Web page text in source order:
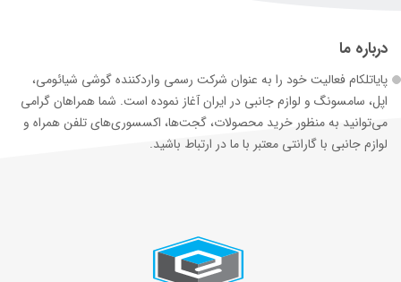
درباره ما
پایاتلکام فعالیت خود را به عنوان شرکت رسمی وارد‌کننده گوشی شیائومی،
اپل، سامسونگ و لوازم جانبی در ایران آغاز نموده است. شما همراهان گرامی
می‌توانید به منظور خرید محصولات، گجت‌ها، اکسسوری‌های تلفن همراه و
لوازم جانبی با گارانتی معتبر با ما در ارتباط باشید.